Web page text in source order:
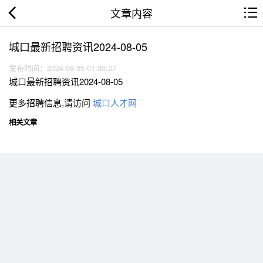
文章内容
城口最新招聘资讯2024-08-05
发布时间：2024-08-05 01:30:27
城口最新招聘资讯2024-08-05
更多招聘信息,请访问 城口人才网
相关文章